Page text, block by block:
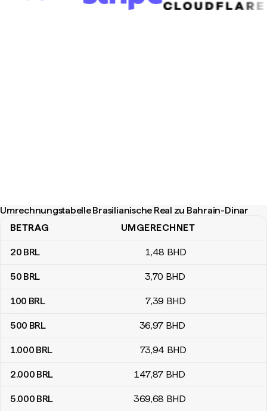
Umrechnungstabelle Brasilianische Real zu Bahrain-Dinar
Umrechnungstabelle Brasilianische Real zu Bahrain-Dinar
BETRAG UMGERECHNET
20 BRL 1,48 BHD
50 BRL 3,70 BHD
100 BRL 7,39 BHD
500 BRL 36,97 BHD
1.000 BRL 73,94 BHD
2.000 BRL 147,87 BHD
5.000 BRL 369,68 BHD